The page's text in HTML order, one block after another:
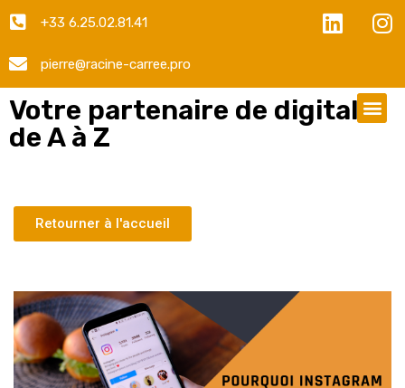
+33 6.25.02.81.41
pierre@racine-carree.pro
Votre partenaire de digital
de A à Z
Retourner à l'accueil